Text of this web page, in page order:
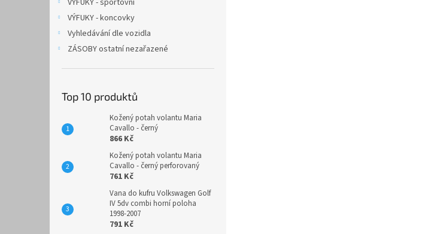
VÝFUKY - sportovní
VÝFUKY - koncovky
Vyhledávání dle vozidla
ZÁSOBY ostatní nezařazené
Top 10 produktů
Kožený potah volantu Maria
Cavallo - černý
866 Kč
Kožený potah volantu Maria
Cavallo - černý perforovaný
761 Kč
Vana do kufru Volkswagen Golf
IV 5dv combi horní poloha
1998-2007
791 Kč